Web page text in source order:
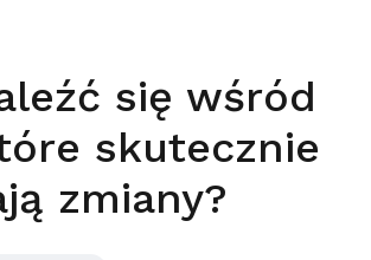
się wśród
skutecznie
zmiany?